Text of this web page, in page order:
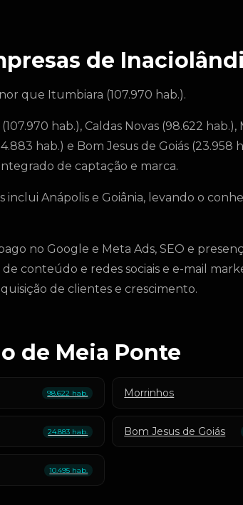
de
que Itumbiara (107.970 hab.).
hab.), Caldas Novas (98.622 hab.),
hab.) e Bom Jesus de Goiás (23.958
de captação e marca.
inclui Anápolis e Goiânia, levando o
no Google e Meta Ads, SEO e
conteúdo e redes sociais e e-mail
de clientes e crescimento.
de Meia Ponte
98.622 hab. Morrinhos
24.883 hab. Bom Jesus de Goiás
10.495 hab.